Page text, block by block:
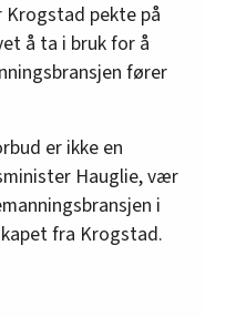
Krogstad pekte på
å ta i bruk for å
fører
er ikke en
Hauglie, vær
i
fra Krogstad.